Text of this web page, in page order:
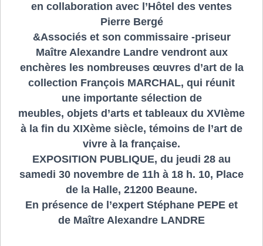
en collaboration avec l’Hôtel des ventes
Pierre Bergé
&Associés et son commissaire -priseur
Maître Alexandre Landre vendront aux
enchères les nombreuses œuvres d’art de la
collection François MARCHAL, qui réunit
une importante sélection de
meubles, objets d’arts et tableaux du XVIème
à la fin du XIXème siècle, témoins de l’art de
vivre à la française.
EXPOSITION PUBLIQUE, du jeudi 28 au
samedi 30 novembre de 11h à 18 h. 10, Place
de la Halle, 21200 Beaune.
En présence de l’expert Stéphane PEPE et
de Maître Alexandre LANDRE